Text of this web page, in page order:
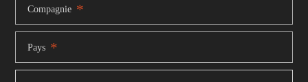
Compagnie *
Pays *